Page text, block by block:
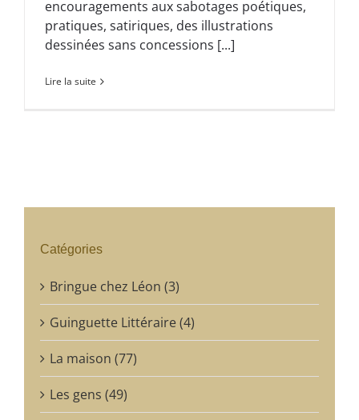
encouragements aux sabotages poétiques,
pratiques, satiriques, des illustrations
dessinées sans concessions [...]
Lire la suite
Catégories
Bringue chez Léon (3)
Guinguette Littéraire (4)
La maison (77)
Les gens (49)